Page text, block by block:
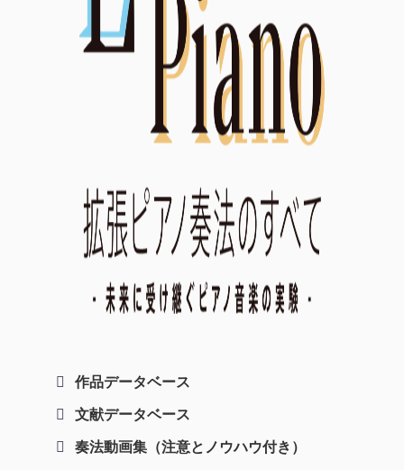
作品データベース
文献データベース
奏法動画集（注意とノウハウ付き）